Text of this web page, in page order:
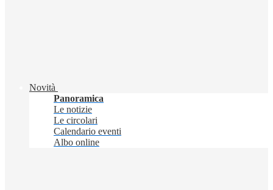
Novità
Panoramica
Le notizie
Le circolari
Calendario eventi
Albo online